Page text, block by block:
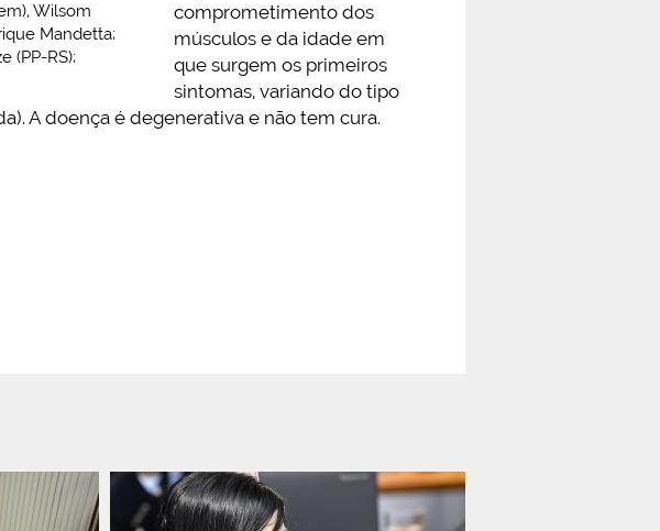
Wilsom
Mandetta;
(PP-RS);
comprometimento dos
músculos e da idade em
que surgem os primeiros
sintomas, variando do tipo
A doença é degenerativa e não tem cura.